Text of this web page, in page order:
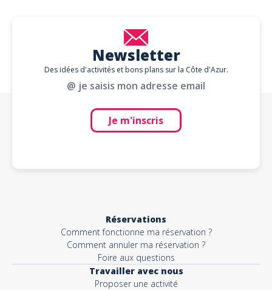
Newsletter
Des idées d'activités et bons plans sur la Côte d'Azur.
@ je saisis mon adresse email
Je m'inscris
Réservations
Comment fonctionne ma réservation ?
Comment annuler ma réservation ?
Foire aux questions
Travailler avec nous
Proposer une activité